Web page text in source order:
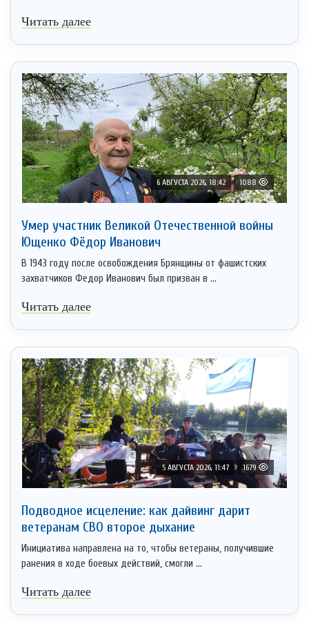
Читать далее
6 АВГУСТА 2026, 18:42 1088
Умер участник Великой Отечественной войны
Ющенко Фёдор Иванович
В 1943 году после освобождения Брянщины от фашистских
захватчиков Федор Иванович был призван в ...
Читать далее
5 АВГУСТА 2026, 11:47 1679
Подводное исцеление: как дайвинг дарит
ветеранам СВО второе дыхание
Инициатива направлена на то, чтобы ветераны, получившие
ранения в ходе боевых действий, смогли ...
Читать далее